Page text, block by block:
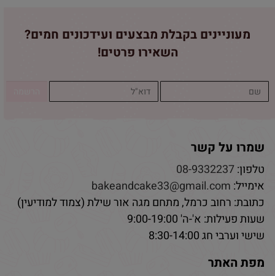
מעוניינים בקבלת מבצעים ועידכונים חמים?
השאירו פרטים!
שמרו על קשר
טלפון:08-9332237
אימייל: bakeandcake33@gmail.com
כתובת: רחוב כרמל, מתחם מגה אור שילת (צמוד למודיעין)
שעות פעילות: א'-ה' 9:00-19:00
שישי וערבי חג 8:30-14:00
מפת האתר